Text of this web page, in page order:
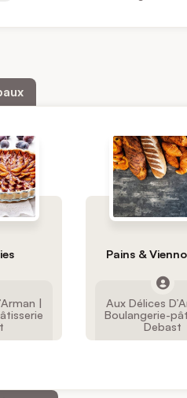
|
Pains &
Aux Délices
Boulangerie-
Debast